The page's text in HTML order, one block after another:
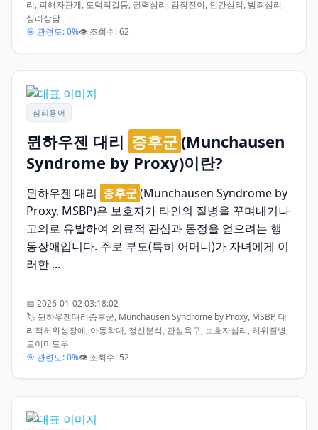
리, 피해자관계, 도덕적갈등, 권력심리, 감정전이, 인간심리, 범죄심리,
심리상담
🎯 관련도: 0%👁️ 조회수: 62
심리용어
뮌하우젠 대리 증후군(Munchausen
Syndrome by Proxy)이란?
뮌하우젠 대리 증후군(Munchausen Syndrome by
Proxy, MSBP)은 보호자가 타인의 질병을 꾸며내거나
고의로 유발하여 의료적 관심과 동정을 얻으려는 행
동장애입니다. 주로 부모(특히 어머니)가 자녀에게 이
러한 ...
📅 2026-01-02 03:18:02
🏷️ 뮌하우젠대리증후군, Munchausen Syndrome by Proxy, MSBP, 대
리적허위성장애, 아동학대, 정신분석, 관심욕구, 보호자심리, 허위질병,
로이미도우
🎯 관련도: 0%👁️ 조회수: 52